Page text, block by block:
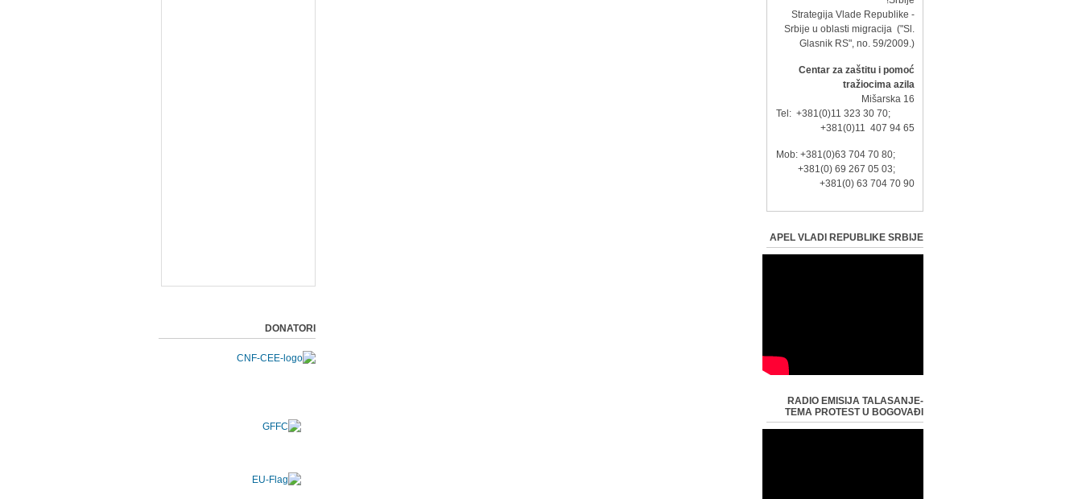
DONATORI
- Strategija Vlade Republike
Srbije u oblasti migracija ("Sl.
Glasnik RS", no. 59/2009.)
Centar za zaštitu i pomoć
tražiocima azila
Mišarska 16
Tel: +381(0)11 323 30 70;
+381(0)11 407 94 65
Mob: +381(0)63 704 70 80;
+381(0) 69 267 05 03;
+381(0) 63 704 70 90
APEL VLADI REPUBLIKE SRBIJE
RADIO EMISIJA TALASANJE-
TEMA PROTEST U BOGOVAĐI